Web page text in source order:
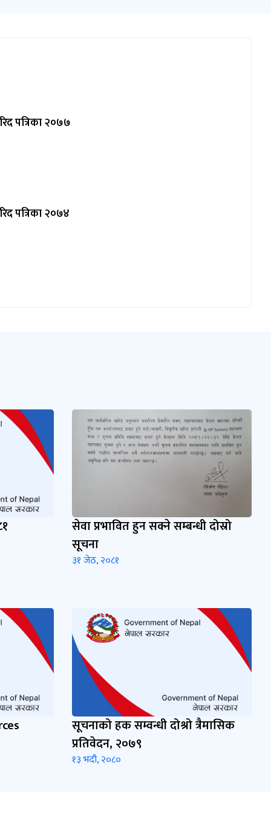
पत्रिका २०७७
पत्रिका २०७४
सेवा प्रभावित हुन सक्ने सम्बन्धी दोस्रो
सूचना
३१ जेठ, २०८१
सूचनाको हक सम्वन्धी दोश्रो त्रैमासिक
प्रतिवेदन, २०७९
१३ भदौ, २०८०